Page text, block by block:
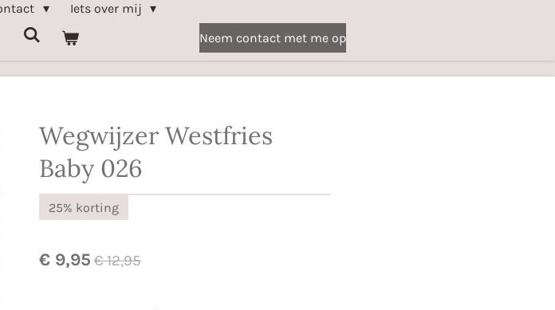
Iets over mij
Neem contact met me op
Wegwijzer Westfries
Baby 026
25% korting
€ 9,95 € 12,95